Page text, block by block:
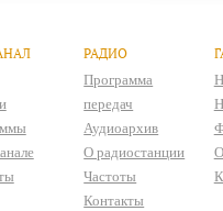
РАДИО
Программа
передач
Аудиоархив
О радиостанции
Частоты
Контакты